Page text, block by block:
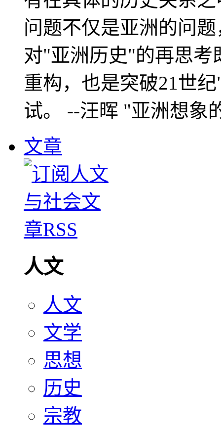
问题不仅是亚洲的问
对"亚洲历史"的再思考
重构，也是突破21世
试。 --汪晖 "亚洲想象
文章
人文
人文
文学
思想
历史
宗教